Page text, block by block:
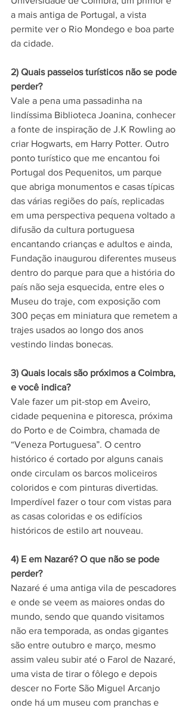
a mais antiga de Portugal, a vista
permite ver o Rio Mondego e boa parte
da cidade.
2) Quais passeios turísticos não se pode
perder?
Vale a pena uma passadinha na
lindíssima Biblioteca Joanina, conhecer
a fonte de inspiração de J.K Rowling ao
criar Hogwarts, em Harry Potter. Outro
ponto turístico que me encantou foi
Portugal dos Pequenitos, um parque
que abriga monumentos e casas típicas
das várias regiões do país, replicadas
em uma perspectiva pequena voltado a
difusão da cultura portuguesa
encantando crianças e adultos e ainda,
Fundação inaugurou diferentes museus
dentro do parque para que a história do
país não seja esquecida, entre eles o
Museu do traje, com exposição com
300 peças em miniatura que remetem a
trajes usados ao longo dos anos
vestindo lindas bonecas.
3) Quais locais são próximos a Coimbra,
e você indica?
Vale fazer um pit-stop em Aveiro,
cidade pequenina e pitoresca, próxima
do Porto e de Coimbra, chamada de
“Veneza Portuguesa”. O centro
histórico é cortado por alguns canais
onde circulam os barcos moliceiros
coloridos e com pinturas divertidas.
Imperdível fazer o tour com vistas para
as casas coloridas e os edifícios
históricos de estilo art nouveau.
4) E em Nazaré? O que não se pode
perder?
Nazaré é uma antiga vila de pescadores
e onde se veem as maiores ondas do
mundo, sendo que quando visitamos
não era temporada, as ondas gigantes
são entre outubro e março, mesmo
assim valeu subir até o Farol de Nazaré,
uma vista de tirar o fôlego e depois
descer no Forte São Miguel Arcanjo
onde há um museu com pranchas e